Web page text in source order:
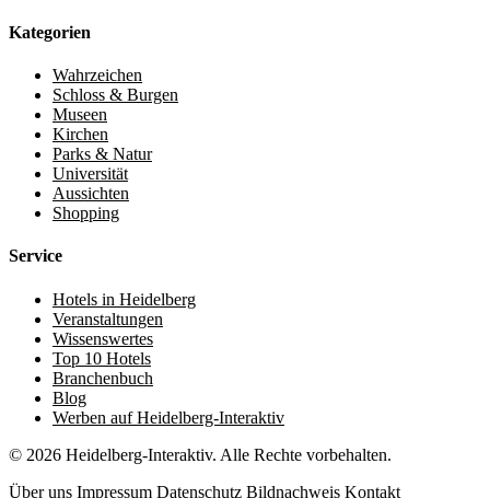
Kategorien
Wahrzeichen
Schloss & Burgen
Museen
Kirchen
Parks & Natur
Universität
Aussichten
Shopping
Service
Hotels in Heidelberg
Veranstaltungen
Wissenswertes
Top 10 Hotels
Branchenbuch
Blog
Werben auf Heidelberg-Interaktiv
© 2026 Heidelberg-Interaktiv. Alle Rechte vorbehalten.
Über uns Impressum Datenschutz Bildnachweis Kontakt